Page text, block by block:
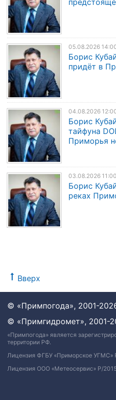
05.08.2026
Борис
придёт в
04.08.2026
Борис
тайфуна
Приморья
03.08.2026 11:00
Борис
реках
Вверх
© «Примпогода», 2001-
© «Примгидромет», 2001-
«Примпогода» является
территории РФ.
Лицензия ФГБУ «Приморское УГМС»
Лицензия ООО «Метеосервис» Р/